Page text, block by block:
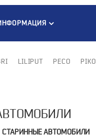
LILIPUT PECO PIKO
СТАРИННЫЕ АВТОМОБИЛИ